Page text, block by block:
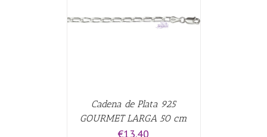
Cadena de Plata 925
GOURMET LARGA 50 cm
€13.40